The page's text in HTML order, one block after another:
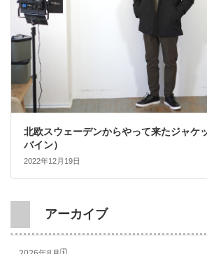
北欧スウェーデンからやって来たジャ
バイン）
2022年12月19日
アーカイブ